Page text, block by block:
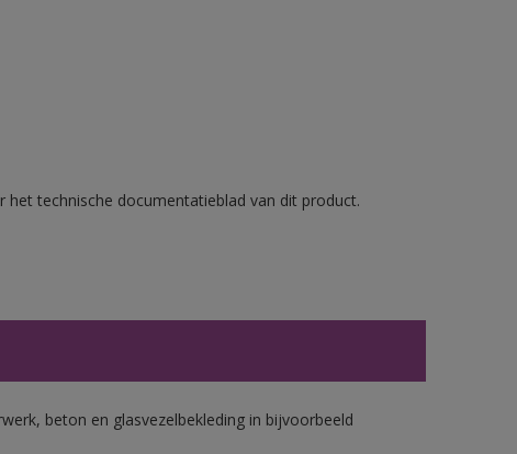
technische documentatieblad van dit product.
beton en glasvezelbekleding in bijvoorbeeld